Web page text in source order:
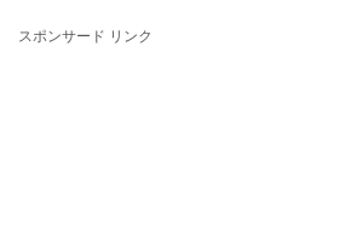
スポンサード リンク